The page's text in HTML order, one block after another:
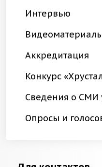
Интервью
Аккредитация
Конкурс
Сведения о СМИ
Опросы и